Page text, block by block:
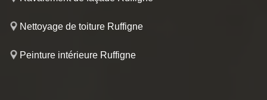
Nettoyage de toiture Ruffigne
Peinture intérieure Ruffigne